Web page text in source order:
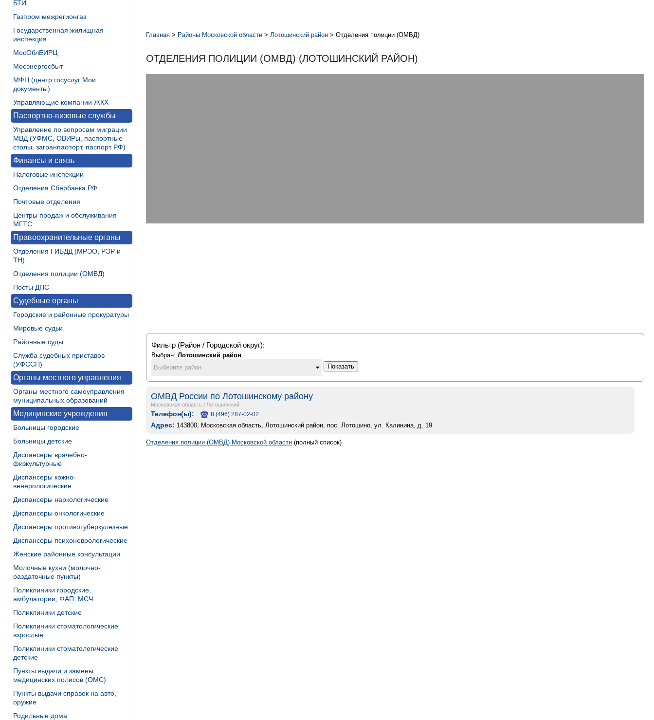
БТИ
Газпром межрегионгаз
Государственная жилищная
инспекция
МосОблЕИРЦ
Мосэнергосбыт
МФЦ (центр госуслуг Мои
документы)
Управляющие компании ЖКХ
Паспортно-визовые службы
Управление по вопросам миграции
МВД (УФМС, ОВИРы, паспортные
столы, загранпаспорт, паспорт РФ)
Финансы и связь
Налоговые инспекции
Отделения Сбербанка РФ
Почтовые отделения
Центры продаж и обслуживания
МГТС
Правоохранительные органы
Отделения ГИБДД (МРЭО, РЭР и
ТН)
Отделения полиции (ОМВД)
Посты ДПС
Судебные органы
Городские и районные прокуратуры
Мировые судьи
Районные суды
Служба судебных приставов
(УФССП)
Органы местного управления
Органы местного самоуправления
муниципальных образований
Медицинские учреждения
Больницы городские
Больницы детские
Диспансеры врачебно-
физкультурные
Диспансеры кожно-
венерологические
Диспансеры наркологические
Диспансеры онкологические
Диспансеры противотуберкулезные
Диспансеры психоневрологические
Женские районные консультации
Молочные кухни (молочно-
раздаточные пункты)
Поликлиники городские,
амбулатории, ФАП, МСЧ
Поликлиники детские
Поликлиники стоматологические
взрослые
Поликлиники стоматологические
детские
Пункты выдачи и замены
медицинских полисов (ОМС)
Пункты выдачи справок на авто,
оружие
Родильные дома
Главная > Районы Московской области > Лотошинский район > Отделения полиции (ОМВД)
ОТДЕЛЕНИЯ ПОЛИЦИИ (ОМВД) (ЛОТОШИНСКИЙ РАЙОН)
Фильтр (Район / Городской округ):
Выбран: Лотошинский район
Выберите район
Показать
ОМВД России по Лотошинскому району
Московская область / Лотошинский
Телефон(ы): 8 (496) 287-02-02
Адрес: 143800, Московская область, Лотошинский район, пос. Лотошино, ул. Калинина, д. 19
Отделения полиции (ОМВД) Московской области (полный список)